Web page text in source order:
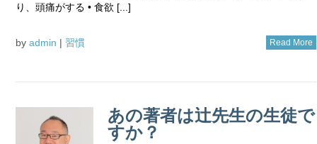
り、頭痛がする • 食欲 [...]
by admin | 習慣 Read More
あの著者は辻先生の生徒で
すか？